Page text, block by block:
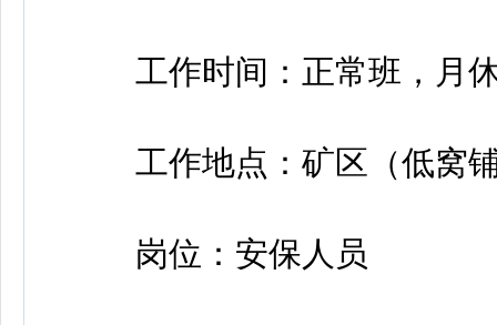
工作时间：正常班，月休
工作地点：矿区（低窝
岗位：安保人员